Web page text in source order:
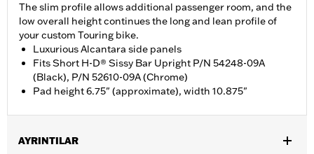
The slim profile allows additional passenger room, and the
low overall height continues the long and lean profile of
your custom Touring bike.
Luxurious Alcantara side panels
Fits Short H-D® Sissy Bar Upright P/N 54248-09A
(Black), P/N 52610-09A (Chrome)
Pad height 6.75" (approximate), width 10.875"
AYRINTILAR